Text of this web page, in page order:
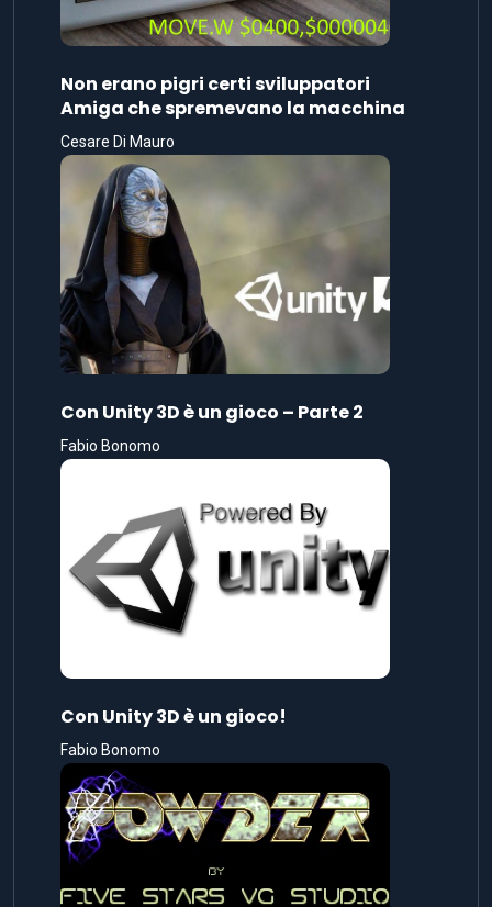
Non erano pigri certi sviluppatori
Amiga che spremevano la macchina
Cesare Di Mauro
Con Unity 3D è un gioco – Parte 2
Fabio Bonomo
Con Unity 3D è un gioco!
Fabio Bonomo